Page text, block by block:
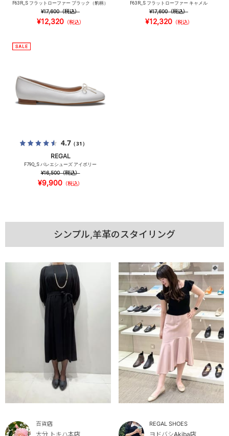
F63R_S フラットローファー ブラック（豹柄）
¥17,600（税込）
¥12,320（税込）
F63R_S フラットローファー キャメル
¥17,600（税込）
¥12,320（税込）
4.7（31）
REGAL
F79Q_S バレエシューズ アイボリー
¥16,500（税込）
¥9,900 （税込）
シンプル,羊革のスタイリング
百貨店
大分 トキハ本店
REGAL SHOES
ヨドバシAkiba店